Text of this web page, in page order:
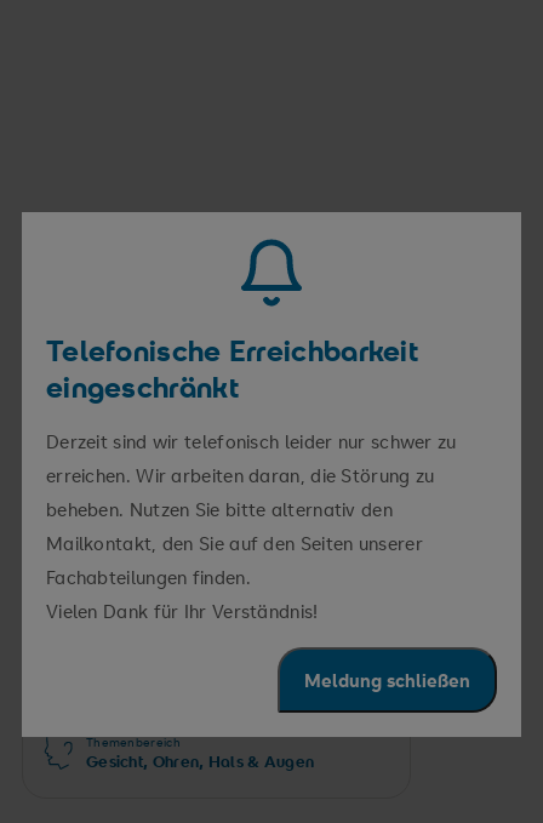
Telefonische Erreichbarkeit
eingeschränkt
Derzeit sind wir telefonisch leider nur schwer zu
erreichen. Wir arbeiten daran, die Störung zu
beheben. Nutzen Sie bitte alternativ den
Mailkontakt, den Sie auf den Seiten unserer
Fachabteilungen finden.
Vielen Dank für Ihr Verständnis!
Meldung schließen
Hier finden Sie ebenfalls
FACHABTEILUNG
Klinik für
Hals-, Nasen-,
Ohrenheilkunde und
Plastische Operationen
Themenbereich
Gesicht, Ohren, Hals & Augen